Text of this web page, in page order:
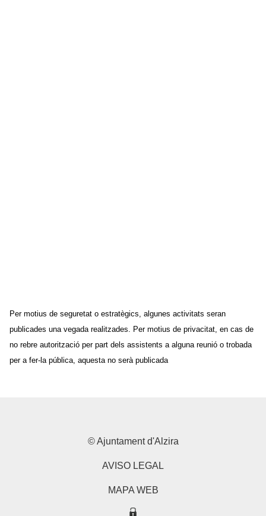
Per motius de seguretat o estratègics, algunes activitats seran
publicades una vegada realitzades. Per motius de privacitat, en cas de
no rebre autorització per part dels assistents a alguna reunió o trobada
per a fer-la pública, aquesta no serà publicada
© Ajuntament d'Alzira
AVISO LEGAL
MAPA WEB